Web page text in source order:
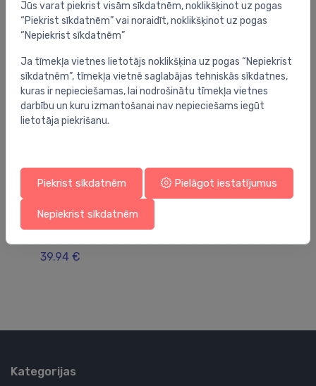
Termovārstu piederumi
39.94 €
Kategorijas
Jūs varat piekrist visām sīkdatnēm, noklikšķinot uz pogas
“Piekrist sīkdatnēm” vai noraidīt, noklikšķinot uz pogas
“Nepiekrist sīkdatnēm”
Ja tīmekļa vietnes lietotājs noklikšķina uz pogas “Nepiekrist
sīkdatnēm”, tīmekļa vietnē saglabājas tehniskās sīkdatnes,
kuras ir nepieciešamas, lai nodrošinātu tīmekļa vietnes
darbību un kuru izmantošanai nav nepieciešams iegūt
lietotāja piekrišanu.
Piekrist sīkdatnēm Pielāgot iestatījumus
Nepiekrist sīkdatnēm